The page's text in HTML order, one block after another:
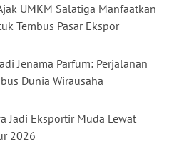
UMKM Salatiga Manfaatkan
Tembus Pasar Ekspor
Jenama Parfum: Perjalanan
Dunia Wirausaha
Jadi Eksportir Muda Lewat
2026